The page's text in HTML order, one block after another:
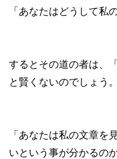
「あなたはどうして私
するとその道の者は、
と賢くないのでしょう
「あなたは私の文章を
いという事が分かるの